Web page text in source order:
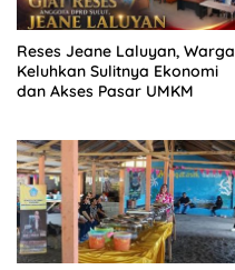
Reses Jeane Laluyan, Warga
Keluhkan Sulitnya Ekonomi
dan Akses Pasar UMKM